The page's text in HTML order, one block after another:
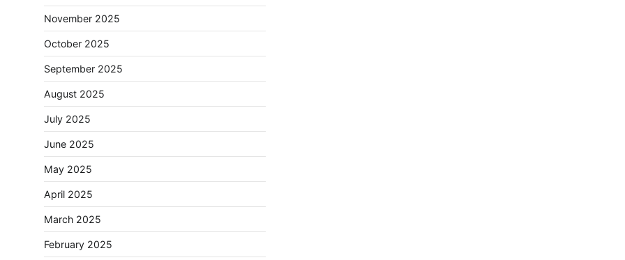
November 2025
October 2025
September 2025
August 2025
July 2025
June 2025
May 2025
April 2025
March 2025
February 2025